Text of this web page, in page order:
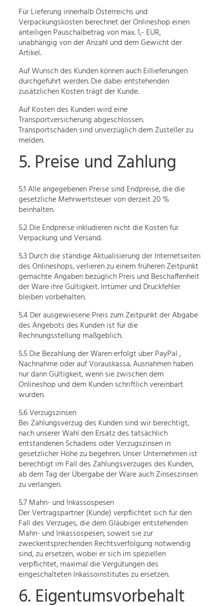
Für Lieferung innerhalb Österreichs und
Verpackungskosten berechnet der Onlineshop einen
anteiligen Pauschalbetrag von max. 1,- EUR,
unabhängig von der Anzahl und dem Gewicht der
Artikel.
Auf Wunsch des Kunden können auch Eillieferungen
durchgeführt werden. Die dabei entstehenden
zusätzlichen Kosten trägt der Kunde.
Auf Kosten des Kunden wird eine
Transportversicherung abgeschlossen.
Transportschäden sind unverzüglich dem Zusteller zu
melden.
5. Preise und Zahlung
5.1 Alle angegebenen Preise sind Endpreise, die die
gesetzliche Mehrwertsteuer von derzeit 20 %
beinhalten.
5.2 Die Endpreise inkludieren nicht die Kosten für
Verpackung und Versand.
5.3 Durch die ständige Aktualisierung der Internetseiten
des Onlineshops, verlieren zu einem früheren Zeitpunkt
gemachte Angaben bezüglich Preis und Beschaffenheit
der Ware ihre Gültigkeit. Irrtümer und Druckfehler
bleiben vorbehalten.
5.4 Der ausgewiesene Preis zum Zeitpunkt der Abgabe
des Angebots des Kunden ist für die
Rechnungsstellung maßgeblich.
5.5 Die Bezahlung der Waren erfolgt über PayPal ,
Nachnahme oder auf Vorauskassa. Ausnahmen haben
nur dann Gültigkeit, wenn sie zwischen dem
Onlineshop und dem Kunden schriftlich vereinbart
wurden.
5.6 Verzugszinsen
Bei Zahlungsverzug des Kunden sind wir berechtigt,
nach unserer Wahl den Ersatz des tatsächlich
entstandenen Schadens oder Verzugszinsen in
gesetzlicher Höhe zu begehren. Unser Unternehmen ist
berechtigt im Fall des Zahlungsverzuges des Kunden,
ab dem Tag der Übergabe der Ware auch Zinseszinsen
zu verlangen.
5.7 Mahn- und Inkassospesen
Der Vertragspartner (Kunde) verpflichtet sich für den
Fall des Verzuges, die dem Gläubiger entstehenden
Mahn- und Inkassospesen, soweit sie zur
zweckentsprechenden Rechtsverfolgung notwendig
sind, zu ersetzen, wobei er sich im speziellen
verpflichtet, maximal die Vergütungen des
eingeschalteten Inkassoinstitutes zu ersetzen.
6. Eigentumsvorbehalt